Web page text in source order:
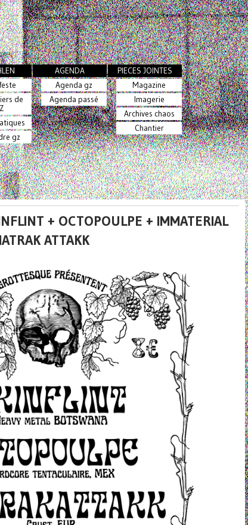
de
gz
AGENDA
Agenda gz
Agenda passé
PIECES JOINTES
Magazine
Imagerie
Archives chaos
Chantier
+ OCTOPOULPE + IMMATERIAL
ATTAKK